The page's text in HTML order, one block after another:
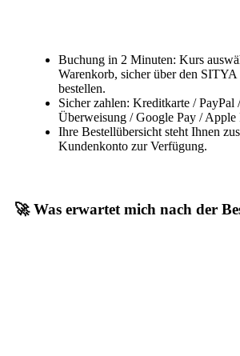
Buchung in 2 Minuten: Kurs
Warenkorb, sicher über den
bestellen.
Sicher zahlen: Kreditkarte / PayPal
Überweisung / Google Pay / Apple
Ihre Bestellübersicht steht Ihnen
Kundenkonto zur Verfügung.
🚀 Was erwartet mich nach der